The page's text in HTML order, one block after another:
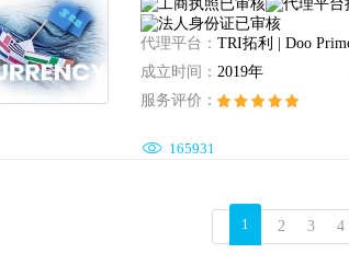
代理平台：
成立时间： 2019年
服务评价：
 165931
1 2 3 4